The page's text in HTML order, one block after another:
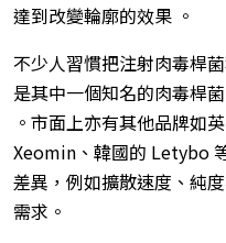
達到改變輪廓的效果 。
不少人習慣把注射肉毒桿
是其中一個知名的肉毒桿
。市面上亦有其他品牌如
Xeomin、韓國的 Letybo
差異，例如擴散速度、純
需求。